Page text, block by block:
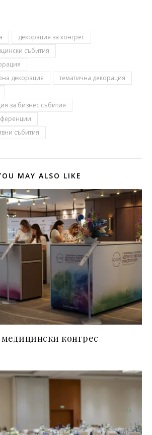
декорация за конгрес
събития
декорация
тематична декорация
за бизнес събития
събития
MAY ALSO LIKE
конгрес